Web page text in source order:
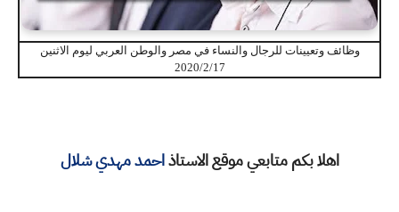
وظائف وتعيينات للرجال والنساء في مصر والوطن العربي ليوم الاثنين
2020/2/17
اهلا بكم متابعي موقع الاستاذاحمد مهدي شلال